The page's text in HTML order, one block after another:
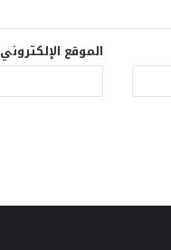
الموقع الإلكتروني